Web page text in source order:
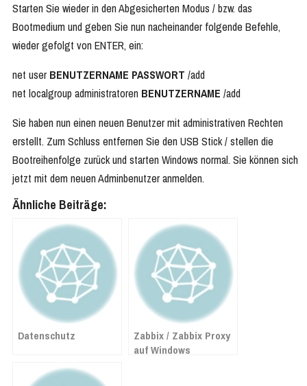
Starten Sie wieder in den Abgesicherten Modus / bzw. das
Bootmedium und geben Sie nun nacheinander folgende Befehle,
wieder gefolgt von ENTER, ein:
net user BENUTZERNAME PASSWORT /add
net localgroup administratoren BENUTZERNAME /add
Sie haben nun einen neuen Benutzer mit administrativen Rechten
erstellt. Zum Schluss entfernen Sie den USB Stick / stellen die
Bootreihenfolge zurück und starten Windows normal. Sie können sich
jetzt mit dem neuen Adminbenutzer anmelden.
Ähnliche Beiträge:
Datenschutz
Zabbix / Zabbix Proxy
auf Windows